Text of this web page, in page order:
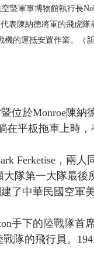
空暨軍事博物館執行長
表陳納德將軍的飛虎隊
機的運抵安置作業。（新
位於Monroe陳
在平板拖車上時，
Ferketise，兩
隊第一大隊最
了中華民國空軍
手下的陸戰隊首
隊的飛行員。